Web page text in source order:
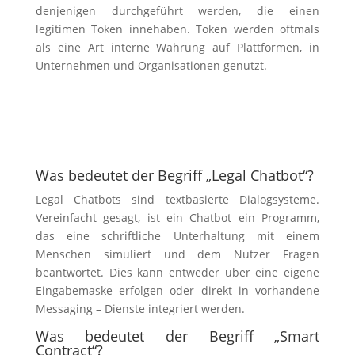
denjenigen durchgeführt werden, die einen
legitimen Token innehaben. Token werden oftmals
als eine Art interne Währung auf Plattformen, in
Unternehmen und Organisationen genutzt.
Was bedeutet der Begriff „Legal Chatbot“?
Legal Chatbots sind textbasierte Dialogsysteme.
Vereinfacht gesagt, ist ein Chatbot ein Programm,
das eine schriftliche Unterhaltung mit einem
Menschen simuliert und dem Nutzer Fragen
beantwortet. Dies kann entweder über eine eigene
Eingabemaske erfolgen oder direkt in vorhandene
Messaging – Dienste integriert werden.
Was bedeutet der Begriff „Smart
Contract“?